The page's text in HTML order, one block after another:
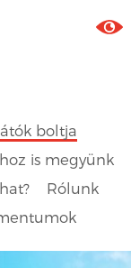
boltja
is megyünk
Rólunk